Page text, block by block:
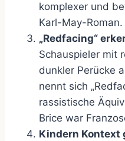
komplexer und
Karl-May-Roman.
„Redfacing“
Schauspieler mit
dunkler Perücke
nennt sich
rassistische
Brice war
Kindern Kontext